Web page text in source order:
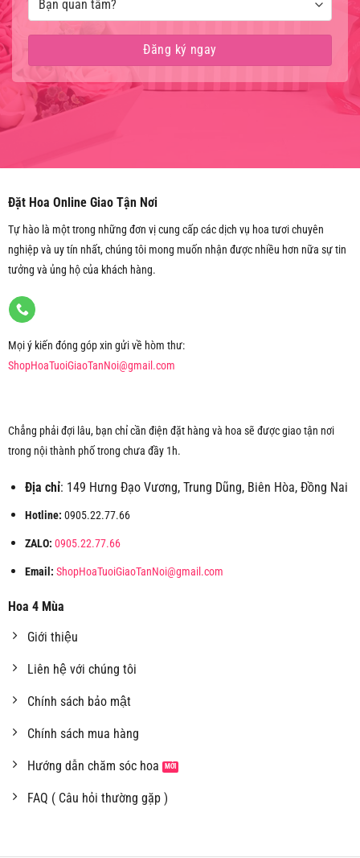
Đặt Hoa Online Giao Tận Nơi
Tự hào là một trong những đơn vị cung cấp các dịch vụ hoa tươi chuyên
nghiệp và uy tín nhất, chúng tôi mong muốn nhận được nhiều hơn nữa sự tin
tưởng và ủng hộ của khách hàng.
Mọi ý kiến đóng góp xin gửi về hòm thư:
ShopHoaTuoiGiaoTanNoi@gmail.com
Chẳng phải đợi lâu, bạn chỉ cần điện đặt hàng và hoa sẽ được giao tận nơi
trong nội thành phố trong chưa đầy 1h.
Địa chỉ: 149 Hưng Đạo Vương, Trung Dũng, Biên Hòa, Đồng Nai
Hotline: 0905.22.77.66
ZALO: 0905.22.77.66
Email: ShopHoaTuoiGiaoTanNoi@gmail.com
Hoa 4 Mùa
Giới thiệu
Liên hệ với chúng tôi
Chính sách bảo mật
Chính sách mua hàng
Hướng dẫn chăm sóc hoa
FAQ ( Câu hỏi thường gặp )